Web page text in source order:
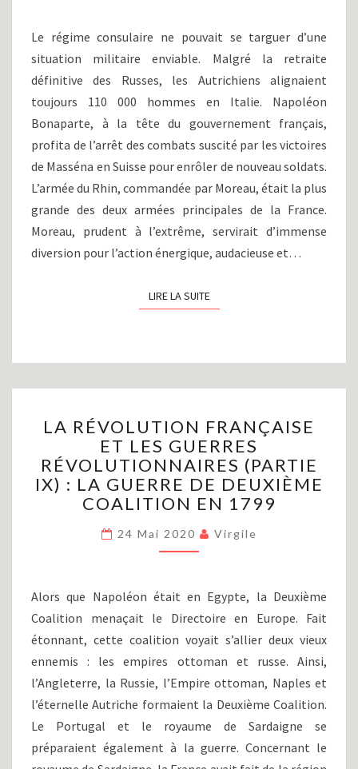
FIN
DE
LA
GUERRE
DEUXIÈME
COALITION
(1800)
Le régime consulaire ne pouvait se targuer d’une
situation militaire enviable. Malgré la retraite
définitive des Russes, les Autrichiens alignaient
toujours 110 000 hommes en Italie. Napoléon
Bonaparte, à la tête du gouvernement français,
profita de l’arrêt des combats suscité par les victoires
de Masséna en Suisse pour enrôler de nouveau soldats.
L’armée du Rhin, commandée par Moreau, était la plus
grande des deux armées principales de la France.
Moreau, prudent à l’extrême, servirait d’immense
diversion pour l’action énergique, audacieuse et…
LIRE LA SUITELIRE LA SUITE
RÉVOLUTION
FRANÇAISE
ET
LES
GUERRES
RÉVOLUTIONNAIRES
(PARTIE
IX)
GUERRE
DE
DEUXIÈME
COALITION
1799
LA RÉVOLUTION FRANÇAISE
ET LES GUERRES
RÉVOLUTIONNAIRES (PARTIE
IX) : LA GUERRE DE DEUXIÈME
COALITION EN 1799
24 Mai 2020 Virgile
Alors que Napoléon était en Egypte, la Deuxième
Coalition menaçait le Directoire en Europe. Fait
étonnant, cette coalition voyait s’allier deux vieux
ennemis : les empires ottoman et russe. Ainsi,
l’Angleterre, la Russie, l’Empire ottoman, Naples et
l’éternelle Autriche formaient la Deuxième Coalition.
Le Portugal et le royaume de Sardaigne se
préparaient également à la guerre. Concernant le